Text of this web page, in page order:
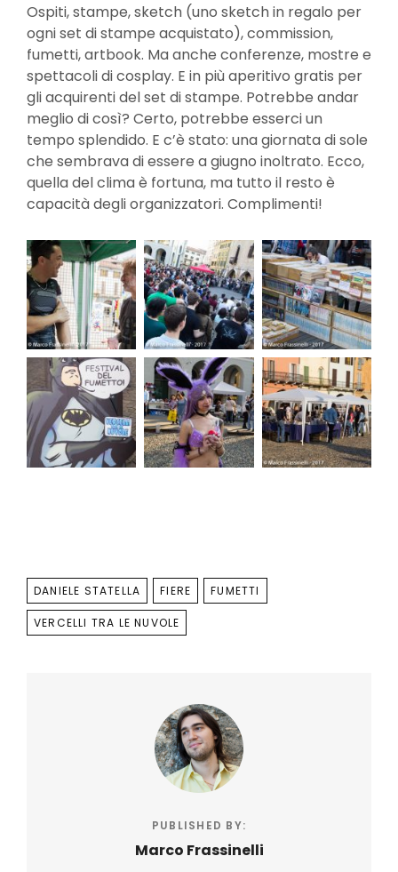
Ospiti, stampe, sketch (uno sketch in regalo per
ogni set di stampe acquistato), commission,
fumetti, artbook. Ma anche conferenze, mostre e
spettacoli di cosplay. E in più aperitivo gratis per
gli acquirenti del set di stampe. Potrebbe andar
meglio di così? Certo, potrebbe esserci un
tempo splendido. E c’è stato: una giornata di sole
che sembrava di essere a giugno inoltrato. Ecco,
quella del clima è fortuna, ma tutto il resto è
capacità degli organizzatori. Complimenti!
TAGS
DANIELE STATELLA FIERE FUMETTI
VERCELLI TRA LE NUVOLE
PUBLISHED BY:
Marco Frassinelli